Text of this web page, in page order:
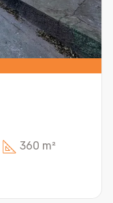
360 m²